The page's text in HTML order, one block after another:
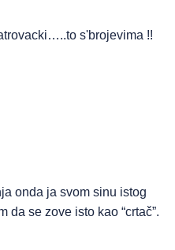
s'brojevima !!
onda ja svom sinu istog
da se zove isto kao “crtač”.